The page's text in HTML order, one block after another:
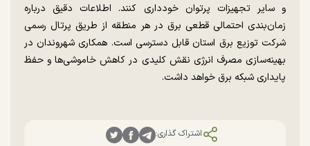
و سایر تجهیزات پرتوان خودداری کنند. اطلاعات دقیق درباره
زمان‌بندی احتمالی قطعی برق در هر منطقه از طریق پرتال رسمی
شرکت توزیع برق استان قابل دسترسی است. همکاری شهروندان در
بهینه‌سازی مصرف انرژی نقش کلیدی در کاهش خاموشی‌ها و حفظ
پایداری شبکه برق خواهد داشت.
اشتراک گذاری: